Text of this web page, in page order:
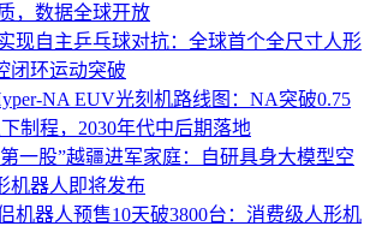
，数据全球开放
现自主乒乓球对抗：全球首个全尺寸人形
闭环运动突破
NA EUV光刻机路线图：NA突破0.75
制程，2030年代中后期落地
一股”越疆进军家庭：自研具身大模型空
机器人即将发布
机器人预售10天破3800台：消费级人形机